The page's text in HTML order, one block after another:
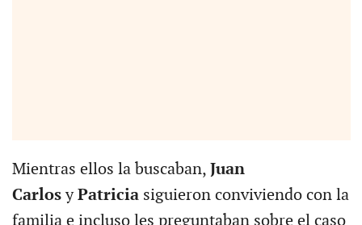
Mientras ellos la buscaban, Juan
CarlosyPatriciasiguieron conviviendo con la
familia e incluso les preguntaban sobre el caso